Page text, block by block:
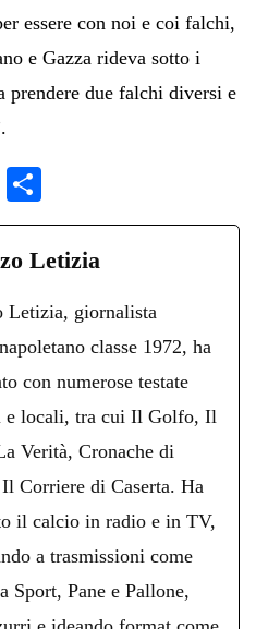
essere con noi e coi falchi,
e Gazza rideva sotto i
prendere due falchi diversi e
Li
on
di
di
Letizia
Letizia, giornalista
classe 1972, ha
con numerose testate
e locali, tra cui Il Golfo, Il
Verità, Cronache di
Corriere di Caserta. Ha
il calcio in radio e in TV,
a trasmissioni come
Sport, Pane e Pallone,